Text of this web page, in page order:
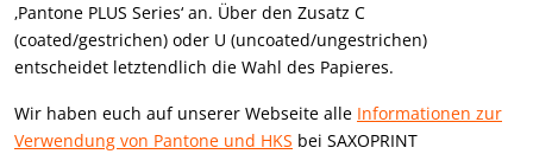
‚Pantone PLUS Series‘ an. Über den Zusatz C
(coated/gestrichen) oder U (uncoated/ungestrichen)
entscheidet letztendlich die Wahl des Papieres.
Wir haben euch auf unserer Webseite alle Informationen zur
Verwendung von Pantone und HKS bei SAXOPRINT